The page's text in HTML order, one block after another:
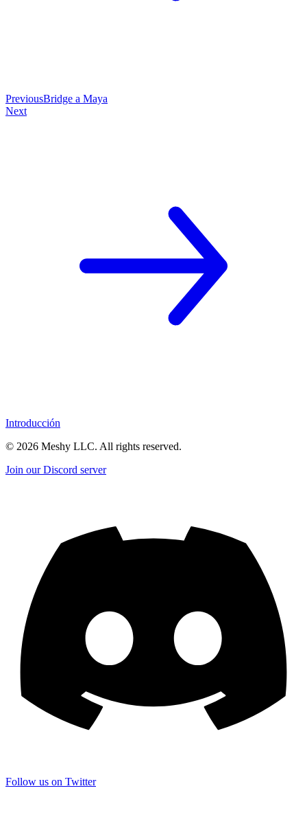
PreviousBridge a Maya
Next
Introducción
© 2026 Meshy LLC. All rights reserved.
Join our Discord server
Follow us on Twitter